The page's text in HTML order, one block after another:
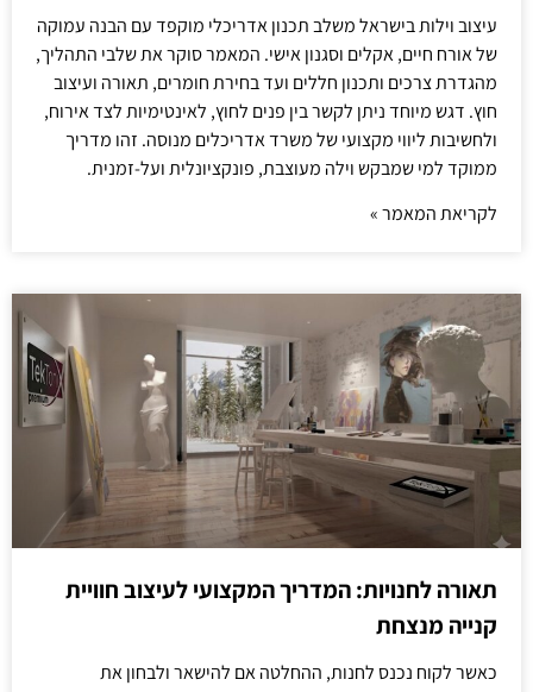
עיצוב וילות בישראל משלב תכנון אדריכלי מוקפד עם הבנה עמוקה
של אורח חיים, אקלים וסגנון אישי. המאמר סוקר את שלבי התהליך,
מהגדרת צרכים ותכנון חללים ועד בחירת חומרים, תאורה ועיצוב
חוץ. דגש מיוחד ניתן לקשר בין פנים לחוץ, לאינטימיות לצד אירוח,
ולחשיבות ליווי מקצועי של משרד אדריכלים מנוסה. זהו מדריך
ממוקד למי שמבקש וילה מעוצבת, פונקציונלית ועל-זמנית.
לקריאת המאמר »
תאורה לחנויות: המדריך המקצועי לעיצוב חוויית
קנייה מנצחת
כאשר לקוח נכנס לחנות, ההחלטה אם להישאר ולבחון את